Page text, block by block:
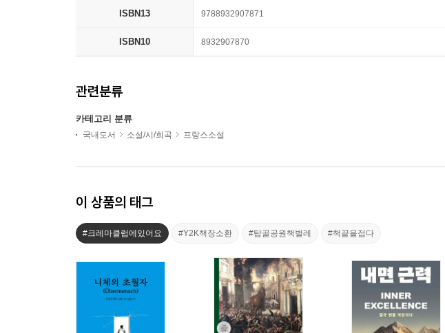
ISBN13 9788932907871
ISBN10 8932907870
관련분류
카테고리 분류
국내도서 소설/시/희곡 프랑스소설
이 상품의 태그
#크레마클럽에있어요 #Y2K책장소환 #탑골공원책벌레 #책끝을접다